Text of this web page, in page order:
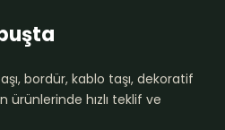
bordür, kablo taşı, dekoratif
ürünlerinde hızlı teklif ve